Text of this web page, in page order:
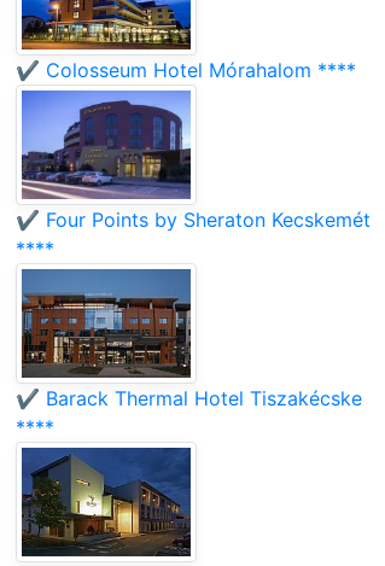
✔️ Colosseum Hotel Mórahalom ****
✔️ Four Points by Sheraton Kecskemét
****
✔️ Barack Thermal Hotel Tiszakécske
****